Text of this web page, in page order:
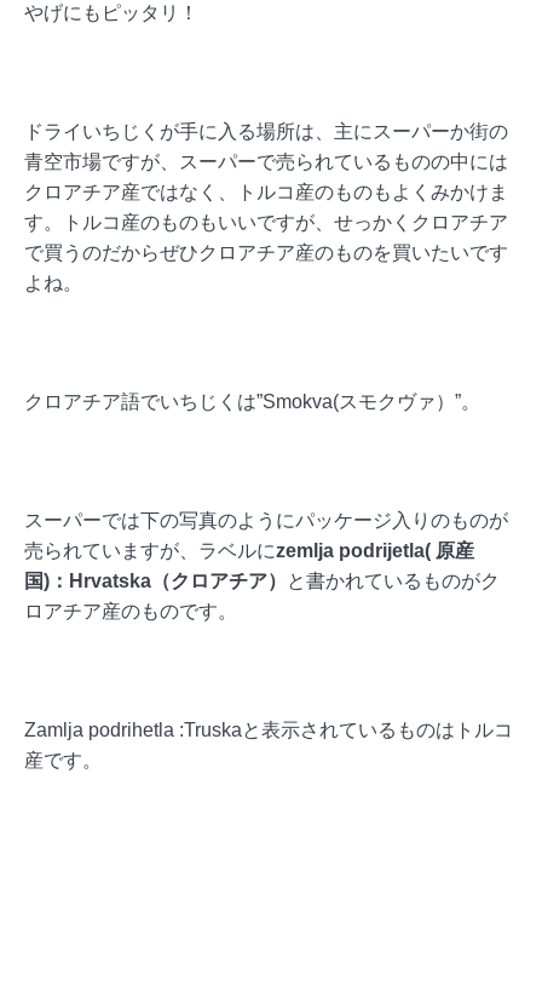
やげにもピッタリ！
ドライいちじくが手に入る場所は、主にスーパーか街の
青空市場ですが、スーパーで売られているものの中には
クロアチア産ではなく、トルコ産のものもよくみかけま
す。トルコ産のものもいいですが、せっかくクロアチア
で買うのだからぜひクロアチア産のものを買いたいです
よね。
クロアチア語でいちじくは”Smokva(スモクヴァ）”。
スーパーでは下の写真のようにパッケージ入りのものが
売られていますが、ラベルにzemlja podrijetla( 原産
国)：Hrvatska（クロアチア）
と書かれているものがク
ロアチア産のものです。
Zamlja podrihetla :Truskaと表示されているものはトルコ
産です。